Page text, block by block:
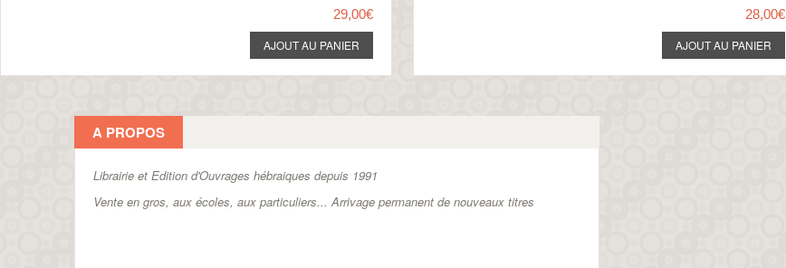
29,00€ 28,00€
A PROPOS
Librairie et Edition d'Ouvrages hébraiques depuis 1991
Vente en gros, aux écoles, aux particuliers...Arrivage permanent de nouveaux titres